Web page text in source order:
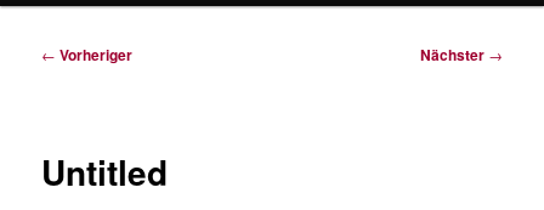
Beitragsnavigation
← Vorheriger Nächster →
Untitled